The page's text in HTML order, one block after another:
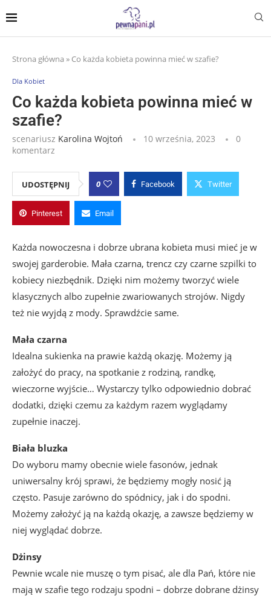
Strona główna » Co każda kobieta powinna mieć w szafie?
Dla Kobiet
Co każda kobieta powinna mieć w
szafie?
scenariusz Karolina Wojtoń 10 września, 2023
0
komentarz
UDOSTĘPNIJ 0 Facebook Twitter
Pinterest Email
Każda nowoczesna i dobrze ubrana kobieta musi mieć je w
swojej garderobie. Mała czarna, trencz czy czarne szpilki to
kobiecy niezbędnik. Dzięki nim możemy tworzyć wiele
klasycznych albo zupełnie zwariowanych strojów. Nigdy
też nie wyjdą z mody. Sprawdźcie same.
Mała czarna
Idealna sukienka na prawie każdą okazję. Możemy ją
założyć do pracy, na spotkanie z rodziną, randkę,
wieczorne wyjście… Wystarczy tylko odpowiednio dobrać
dodatki, dzięki czemu za każdym razem wyglądamy
zupełnie inaczej.
Biała bluzka
Do wyboru mamy obecnie wiele fasonów, jednak
uniwersalny krój sprawi, że będziemy mogły nosić ją
często. Pasuje zarówno do spódnicy, jak i do spodni.
Możemy założyć ją na każdą okazję, a zawsze będziemy w
niej wyglądać dobrze.
Dżinsy
Pewnie wcale nie muszę o tym pisać, ale dla Pań, które nie
mają w szafie tego rodzaju spodni – dobrze dobrane dżinsy